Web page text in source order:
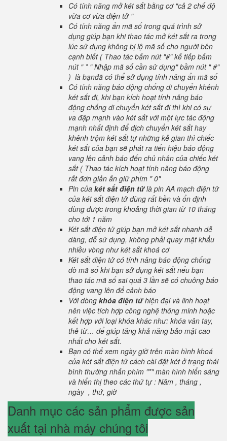
Có tính năng mở két sắt bằng cơ "cả 2 chế độ
vừa cơ vừa điện tử "
Có tính năng ẩn mã số trong quá trình sử
dụng giúp bạn khi thao tác mở két sắt ra trong
lúc sử dụng không bị lộ mã số cho người bên
cạnh biết ( Thao tác bấm nút "#" kế tiếp bấm
nút " * " Nhập mã số cần sử dụng" bầm nút " #"
) là bạnđã có thể sử dụng tính năng ẩn mã số
Có tính năng báo động chống di chuyển khênh
két sắt đi, khi bạn kích hoạt tính năng báo
động chống di chuyển két sắt đi thì khi có sự
va đập mạnh vào két sắt với một lực tác động
mạnh nhất định để dịch chuyển két sắt hay
khênh trộm két sắt tự những kẻ gian thì chiếc
két sắt của bạn sẽ phát ra tiến hiệu báo động
vang lên cảnh báo đến chủ nhân của chiếc két
sắt ( Thao tác kích hoạt tính năng báo động
rất đơn giản ấn giữ phím " 0"
Pin của két sắt điện tửlà pin AA mạch điện tử
của két sắt điện tử dùng rất bền và ổn định
dùng được trong khoảng thời gian từ 10 tháng
cho tới 1 năm
Két sắt điện tử giúp bạn mở két sắt nhanh dễ
dàng, dễ sử dụng, không phải quay mật khẩu
nhiều vòng như két sắt khoá cơ
Két sắt điện tử có tính năng báo động chống
dò mã số khi bạn sử dụng két sắt nếu bạn
thao tác mã số sai quá 3 lần sẽ có chuông báo
động vang lên để cảnh báo
Với dòng khóa điện tửhiện đại và linh hoạt
nên việc tích hợp công nghệ thông minh hoặc
kết hợp với loại khóa khác như: khóa vân tay,
thẻ từ… để giúp tăng khả năng bảo mật cao
nhất cho két sắt.
Bạn có thể xem ngày giờ trên màn hình khoá
của két sắt điện tử cách cài đặt két ở trạng thái
bình thường nhấn phím "*" màn hình hiển sáng
và hiển thị theo các thứ tự : Năm , tháng ,
ngày , thứ, giờ
Danh mục các sản phẩm được sản
xuất tại nhà máy chúng tôi